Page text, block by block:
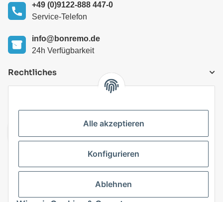
+49 (0)9122-888 447-0
Service-Telefon
info@bonremo.de
24h Verfügbarkeit
Rechtliches
Vertrag widerrufen
Alle akzeptieren
Konfigurieren
Ablehnen